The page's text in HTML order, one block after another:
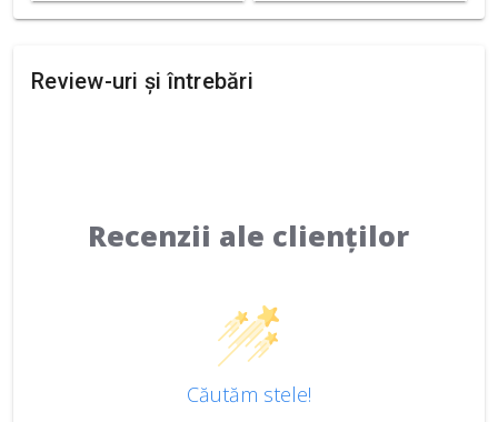
Review-uri și întrebări
Recenzii ale clienților
Căutăm stele!